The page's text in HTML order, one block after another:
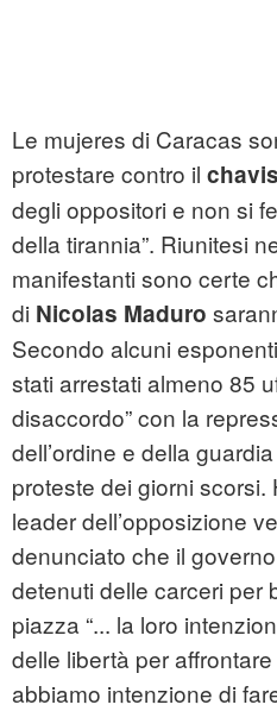
Le mujeres di Caracas
protestare contro il
degli oppositori e non si
della tirannia”. Riunitesi
manifestanti sono certe
di Nicolas Maduro
Secondo alcuni
stati arrestati almeno 85
disaccordo” con la
dell’ordine e della
proteste dei giorni scorsi.
leader dell’opposizione
denunciato che il
detenuti delle carceri per
piazza “... la loro
delle libertà per
abbiamo intenzione di